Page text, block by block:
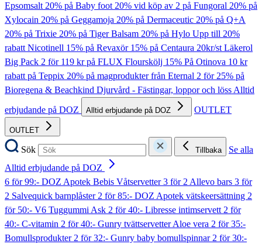
Epsomsalt20% på Baby foot20% vid köp av 2 på Fungoral 20% på
Xylocain 20% på Geggamoja 20% på Dermaceutic 20% på Q+A
20% på Trixie 20% på Tiger Balsam 20% på Hylo Upp till 20%
rabatt Nicotinell 15% på Revaxör 15% på Centaura 20kr/st Läkerol
Big Pack 2 för 119 kr på FLUX Flourskölj 15% På Otinova 10 kr
rabatt på Teppix 20% på magprodukter från Eternal 2 för 25% på
Bioregena & Beachkind Djurvård - Fästingar, loppor och lössAlltid
erbjudande på DOZ
Alltid erbjudande på DOZ OUTLET
OUTLET
Sök Tillbaka
Se alla
Alltid erbjudande på DOZ
6 för 99:- DOZ Apotek Bebis Våtservetter3 för 2 Allevo bars 3 för
2 Salvequick barnplåster2 för 85:- DOZ Apotek vätskeersättning 2
för 50:- V6 Tuggummi Ask 2 för 40:- Libresse intimservett2 för
40:- C-vitamin 2 för 40:- Gunry tvättservetter Aloe vera 2 för 35:-
Bomullsprodukter2 för 32:- Gunry baby bomullspinnar2 för 30:-